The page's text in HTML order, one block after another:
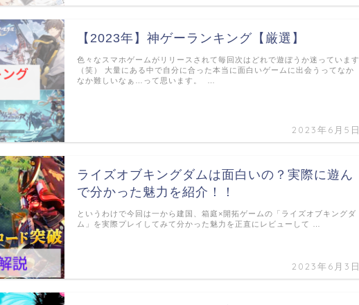
【2023年】神ゲーランキング【厳選】
2023年6月5日
色々なスマホゲームがリリースされて毎回次はどれで遊ぼうか迷っています
（笑） 大量にある中で自分に合った本当に面白いゲームに出会うってなか
なか難しいなぁ…って思います。 …
ライズオブキングダムは面白いの？実際に遊ん
で分かった魅力を紹介！！
2023年6月3日
というわけで今回は一から建国、箱庭×開拓ゲームの「ライズオブキングダ
ム」を実際プレイしてみて分かった魅力を正直にレビューして …